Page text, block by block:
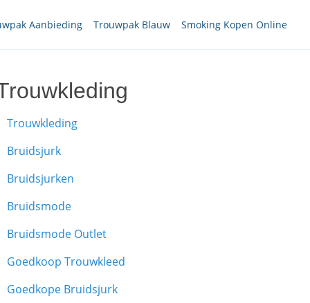
Aanbieding Trouwpak Blauw Smoking Kopen Online
Trouwkleding
Bruidsjurk
Bruidsjurken
Bruidsmode
Bruidsmode Outlet
Goedkoop Trouwkleed
Goedkope Bruidsjurk